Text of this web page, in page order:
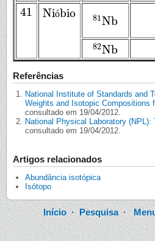
41
41 Nióbio
Nióbio 81Nb
81Nb
82Nb
82Nb
Referências
National Institute of Standards and
Weights and Isotopic Compositions
consultado em 19/04/2012.
National Physical Laboratory (NPL):
consultado em 19/04/2012.
Artigos relacionados
Abundância isotópica
Isótopo
Início· Pesquisa·